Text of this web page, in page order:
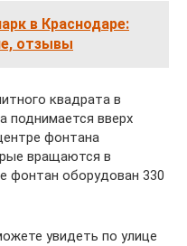
в Краснодаре:
отзывы
квадрата в
поднимается вверх
фонтана
вращаются в
фонтан оборудован 330
увидеть по улице